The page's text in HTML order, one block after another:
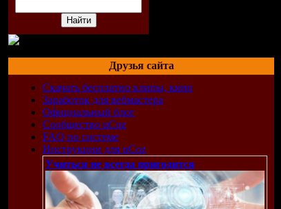
Друзья сайта
Скачать бесплатно клипы, кино
Заработок для вебмастера
Официальный блог
Сообщество uCoz
FAQ по системе
Инструкции для uCoz
Учиться не всегда пригодится